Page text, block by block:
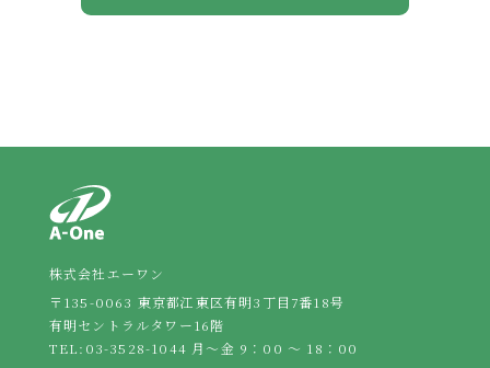
株式会社エーワン
〒135-0063 東京都江東区有明3丁目7番18号
有明セントラルタワー16階
TEL: 03-3528-1044 月～金 9：00 ～ 18：00